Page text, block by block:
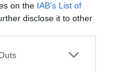
on the IAB’s List of
disclose it to other
16 novembre 2020 -
14 h 11 min